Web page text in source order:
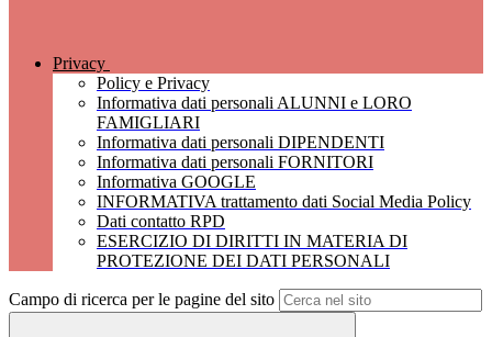
Privacy
Policy e Privacy
Informativa dati personali ALUNNI e LORO
FAMIGLIARI
Informativa dati personali DIPENDENTI
Informativa dati personali FORNITORI
Informativa GOOGLE
INFORMATIVA trattamento dati Social Media Policy
Dati contatto RPD
ESERCIZIO DI DIRITTI IN MATERIA DI
PROTEZIONE DEI DATI PERSONALI
Campo di ricerca per le pagine del sito